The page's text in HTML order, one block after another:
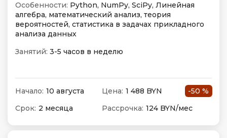
Особенности: Python, NumPy, SciPy, Линейная
алгебра, математический анализ, теория
вероятностей, статистика в задачах прикладного
анализа данных
Занятий: 3-5 часов в неделю
Начало: 10 августа Цена: 1 488 BYN
-50 %
Срок: 2 месяца Рассрочка: 124 BYN/мес